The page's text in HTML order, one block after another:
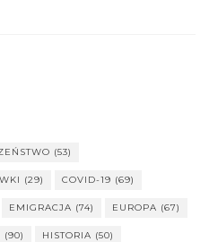
(53)
(29) COVID-19 (69)
EMIGRACJA (74) EUROPA (67)
(90) HISTORIA (50)